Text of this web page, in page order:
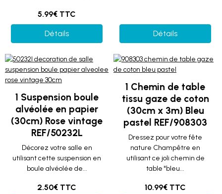
5.99€ TTC
Détails Détails
1 Suspension boule
alvéolée en papier
(30cm) Rose vintage
REF/50232L
Décorez votre salle en
utilisant cette suspension en
boule alvéolée de...
2.50€ TTC
1 Chemin de table
tissu gaze de coton
(30cm x 3m) Bleu
pastel REF/908303
Dressez pour votre fête
nature Champêtre en
utilisant ce joli chemin de
table "bleu...
10.99€ TTC